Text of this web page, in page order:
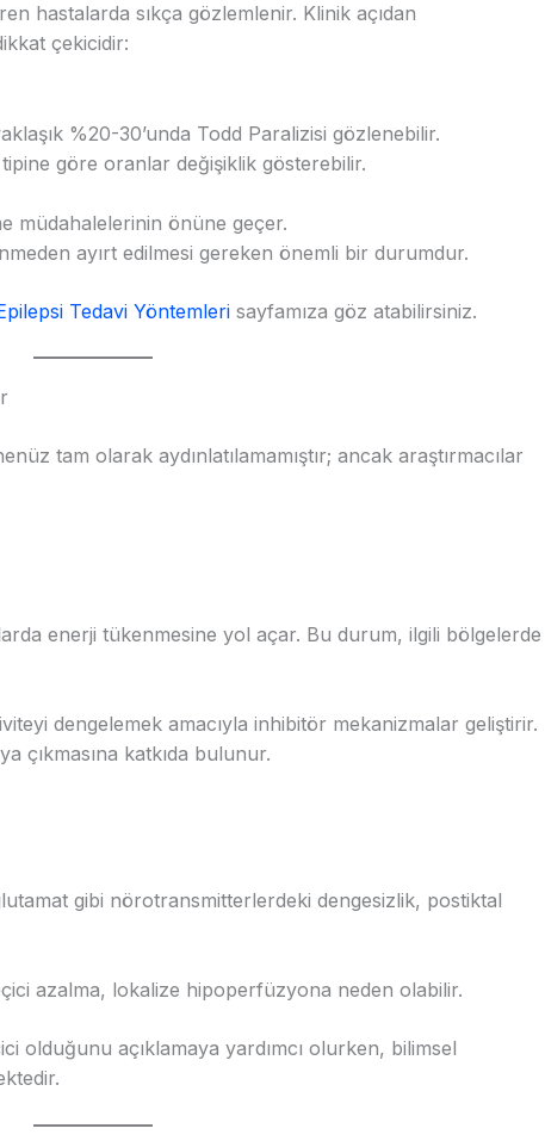
hastalarda sıkça gözlemlenir. Klinik açıdan
çekicidir:
%20-30’unda Todd Paralizisi gözlenebilir.
göre oranlar değişiklik gösterebilir.
müdahalelerinin önüne geçer.
ayırt edilmesi gereken önemli bir durumdur.
Tedavi Yöntemleri sayfamıza göz atabilirsiniz.
tam olarak aydınlatılamamıştır; ancak araştırmacılar
enerji tükenmesine yol açar. Bu durum, ilgili bölgelerde
dengelemek amacıyla inhibitör mekanizmalar geliştirir.
çıkmasına katkıda bulunur.
gibi nörotransmitterlerdeki dengesizlik, postiktal
azalma, lokalize hipoperfüzyona neden olabilir.
olduğunu açıklamaya yardımcı olurken, bilimsel